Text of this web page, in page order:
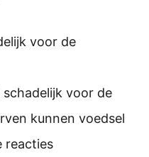
voor de
voor de
kunnen voedsel
reacties